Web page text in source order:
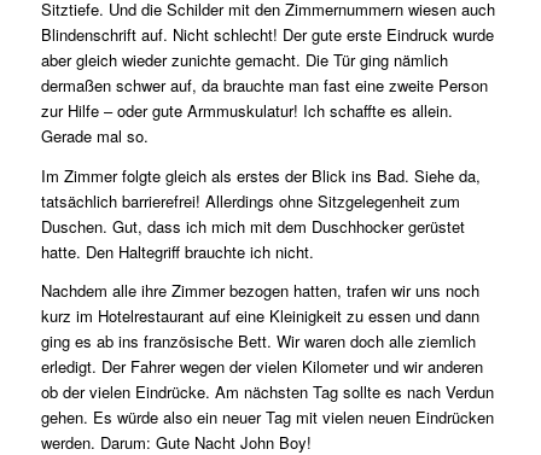
Sitztiefe. Und die Schilder mit den Zimmernummern wiesen auch
Blindenschrift auf. Nicht schlecht! Der gute erste Eindruck wurde
aber gleich wieder zunichte gemacht. Die Tür ging nämlich
dermaßen schwer auf, da brauchte man fast eine zweite Person
zur Hilfe – oder gute Armmuskulatur! Ich schaffte es allein.
Gerade mal so.
Im Zimmer folgte gleich als erstes der Blick ins Bad. Siehe da,
tatsächlich barrierefrei! Allerdings ohne Sitzgelegenheit zum
Duschen. Gut, dass ich mich mit dem Duschhocker gerüstet
hatte. Den Haltegriff brauchte ich nicht.
Nachdem alle ihre Zimmer bezogen hatten, trafen wir uns noch
kurz im Hotelrestaurant auf eine Kleinigkeit zu essen und dann
ging es ab ins französische Bett. Wir waren doch alle ziemlich
erledigt. Der Fahrer wegen der vielen Kilometer und wir anderen
ob der vielen Eindrücke. Am nächsten Tag sollte es nach Verdun
gehen. Es würde also ein neuer Tag mit vielen neuen Eindrücken
werden. Darum: Gute Nacht John Boy!